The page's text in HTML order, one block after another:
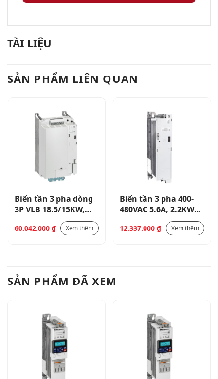
TÀI LIỆU
SẢN PHẨM LIÊN QUAN
Biến tần 3 pha dòng
3P VLB 18.5/15KW,
38.4A/32A với
ND&HD, điện áp 400-
60.042.000 ₫ Xem thêm
Biến tần 3 pha 400-
480VAC 5.6A, 2.2KW
ND&HD (chưa bao
gồm bảng điều khiển
12.337.000 ₫ Xem thêm
SẢN PHẨM ĐÃ XEM